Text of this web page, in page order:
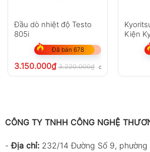
Đầu dò nhiệt độ Testo
805i
Đã bán 678
3.150.000₫ 3.220.000₫ chưa VAT 8%
Kiện
CÔNG TY TNHH CÔNG NGHỆ
-Địa chỉ: 232/14 Đường Số 9, phường